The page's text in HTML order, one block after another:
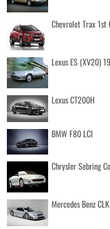
Chevrolet Trax 1st
Lexus ES (XV20)
Lexus CT200H
BMW F80 LCI
Chrysler Sebring
Mercedes Benz